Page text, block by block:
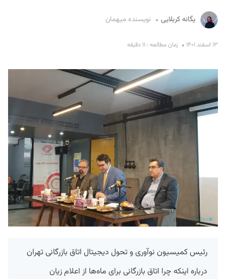
یگانه کربلایی نویسنده میهمان
۱۳ اسفند ۱۴۰۱ زمان مطالعه : ۱۱ دقیقه
رئیس کمیسیون نوآوری و تحول دیجیتال اتاق بازرگانی تهران
درباره اینکه چرا اتاق بازرگانی برای ماه‌ها از اعلام زیان